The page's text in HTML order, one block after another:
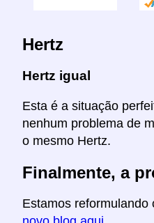
Hertz
Hertz igual
Esta é a situação
nenhum problema de
o mesmo Hertz.
Finalmente, a
Estamos reformulando